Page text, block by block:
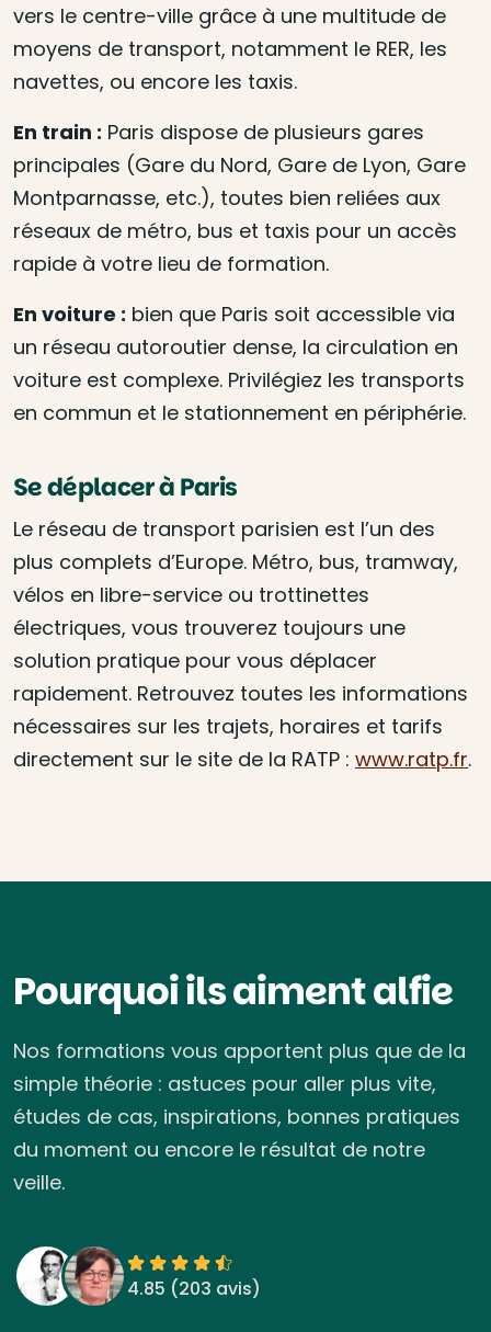
vers le centre-ville grâce à une multitude de
moyens de transport, notamment le RER, les
navettes, ou encore les taxis.
En train : Paris dispose de plusieurs gares
principales (Gare du Nord, Gare de Lyon, Gare
Montparnasse, etc.), toutes bien reliées aux
réseaux de métro, bus et taxis pour un accès
rapide à votre lieu de formation.
En voiture : bien que Paris soit accessible via
un réseau autoroutier dense, la circulation en
voiture est complexe. Privilégiez les transports
en commun et le stationnement en périphérie.
Se déplacer à Paris
Le réseau de transport parisien est l’un des
plus complets d’Europe. Métro, bus, tramway,
vélos en libre-service ou trottinettes
électriques, vous trouverez toujours une
solution pratique pour vous déplacer
rapidement. Retrouvez toutes les informations
nécessaires sur les trajets, horaires et tarifs
directement sur le site de la RATP : www.ratp.fr.
Pourquoi ils aiment alfie
Nos formations vous apportent plus que de la
simple théorie : astuces pour aller plus vite,
études de cas, inspirations, bonnes pratiques
du moment ou encore le résultat de notre
veille.
4.85 (203 avis)